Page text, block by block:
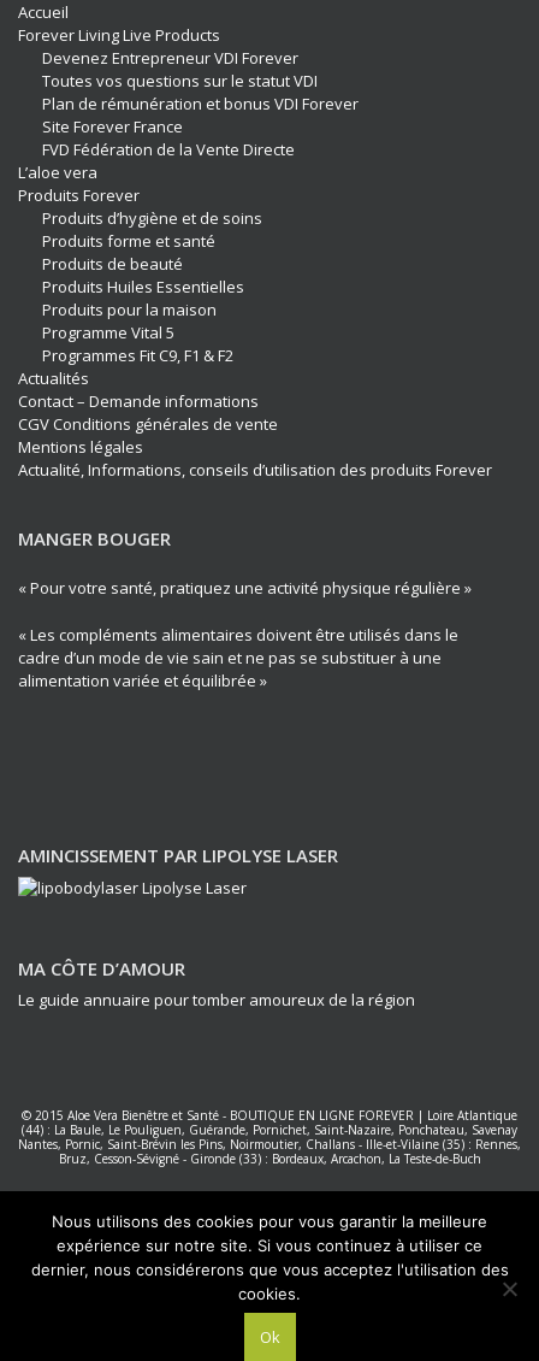
Accueil
Forever Living Live Products
Devenez Entrepreneur VDI Forever
Toutes vos questions sur le statut VDI
Plan de rémunération et bonus VDI Forever
Site Forever France
FVD Fédération de la Vente Directe
L’aloe vera
Produits Forever
Produits d’hygiène et de soins
Produits forme et santé
Produits de beauté
Produits Huiles Essentielles
Produits pour la maison
Programme Vital 5
Programmes Fit C9, F1 & F2
Actualités
Contact – Demande informations
CGV Conditions générales de vente
Mentions légales
Actualité, Informations, conseils d’utilisation des produits Forever
MANGER BOUGER
« Pour votre santé, pratiquez une activité physique régulière »
« Les compléments alimentaires doivent être utilisés dans le
cadre d’un mode de vie sain et ne pas se substituer à une
alimentation variée et équilibrée »
AMINCISSEMENT PAR LIPOLYSE LASER
MA CÔTE D’AMOUR
Le guide annuaire pour tomber amoureux de la région
© 2015 Aloe Vera Bienêtre et Santé - BOUTIQUE EN LIGNE FOREVER | Loire Atlantique
(44) : La Baule, Le Pouliguen, Guérande, Pornichet, Saint-Nazaire, Ponchateau, Savenay
Nantes, Pornic, Saint-Brévin les Pins, Noirmoutier, Challans - Ille-et-Vilaine (35) : Rennes,
Bruz, Cesson-Sévigné- Gironde (33) : Bordeaux, Arcachon, La Teste-de-Buch
Nous utilisons des cookies pour vous garantir la meilleure
expérience sur notre site. Si vous continuez à utiliser ce
dernier, nous considérerons que vous acceptez l'utilisation des
cookies.
Ok